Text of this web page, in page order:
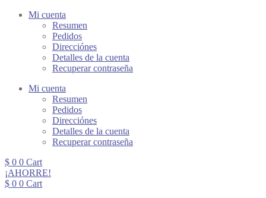
Mi cuenta
Resumen
Pedidos
Direcciónes
Detalles de la cuenta
Recuperar contraseña
Mi cuenta
Resumen
Pedidos
Direcciónes
Detalles de la cuenta
Recuperar contraseña
$ 0 0 Cart
¡AHORRE!
$ 0 0 Cart